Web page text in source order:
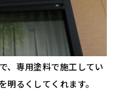
、専用塗料で施工してい
明るくしてくれます。